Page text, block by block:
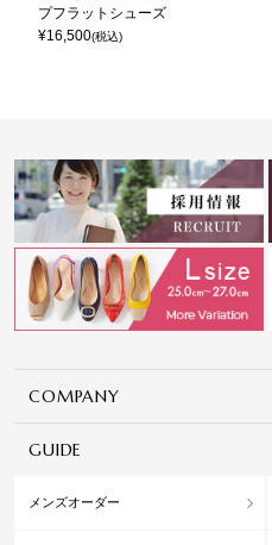
プフラットシューズ
¥16,500(税込)
COMPANY
GUIDE
メンズオーダー